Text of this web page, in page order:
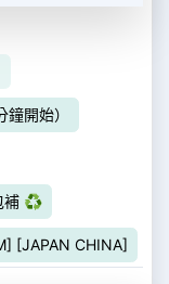
開始）
補 ♻️
[JAPAN CHINA]